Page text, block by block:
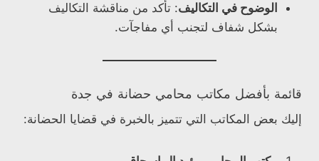
الوضوح في التكاليف: تأكد من مناقشة التكاليف
بشكل شفاف لتجنب أي مفاجآت.
قائمة بأفضل مكاتب محامي حضانة في جدة
إليك بعض المكاتب التي تتميز بالخبرة في قضايا الحضانة: